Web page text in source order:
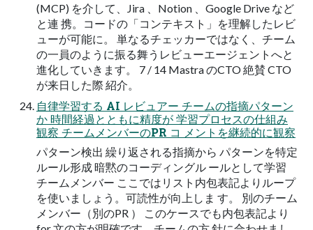
(MCP) を介して、Jira 、Notion 、Google Drive など
と連 携。コードの「コンテキスト」を理解したレビ
ューが可能に。 単なるチェッカーではなく、チーム
の一員のように振る舞うレビューエージェントへと
進化していきます。 7 / 14 Mastra のCTO 絶賛 CTO
が来日した際 紹介。
自律学習する AI レビュアー チームの指摘パターン
か 時間経過とともに精度が 学習プロセスの仕組み
観察 チームメンバーのPR コ メントを継続的に観察
パターン検出 繰り返される指摘から パターンを特定
ルール形成 暗黙のコーディングル ールとして学習
チームメンバー ここではリスト内包表記よりループ
を使いましょう。可読性が向上しま す。 別のチーム
メンバー（別のPR ） このケースでも内包表記より